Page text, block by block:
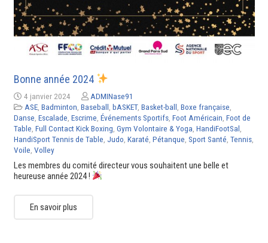
Bonne année 2024
4 janvier 2024
ADMINase91
ASE, Badminton Baseball bASKET, Basket-ball Boxe française
Danse Escalade Escrime Événements Sportifs, Foot Américain Foot de
Table Full Contact Kick Boxing Gym Volontaire & Yoga HandiFootSal
HandiSport Tennis de Table Judo Karaté Pétanque Sport Santé Tennis,
Voile Volley
Les membres du comité directeur vous souhaitent une belle et
heureuse année 2024 !
En savoir plus